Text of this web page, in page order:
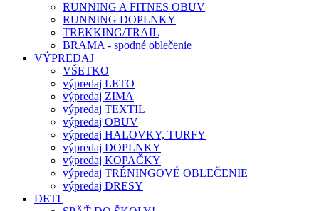
RUNNING A FITNES OBUV
RUNNING DOPLNKY
TREKKING/TRAIL
BRAMA - spodné oblečenie
VÝPREDAJ
VŠETKO
výpredaj LETO
výpredaj ZIMA
výpredaj TEXTIL
výpredaj OBUV
výpredaj HALOVKY, TURFY
výpredaj DOPLNKY
výpredaj KOPAČKY
výpredaj TRÉNINGOVÉ OBLEČENIE
výpredaj DRESY
DETI